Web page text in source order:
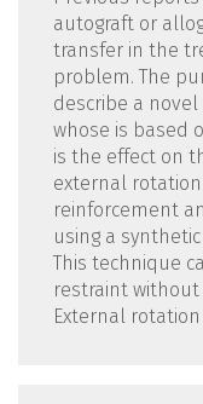
autograft or
transfer in the
problem. The
describe a
whose is based
is the effect on
external
reinforcement
using a
This technique
restraint without
External